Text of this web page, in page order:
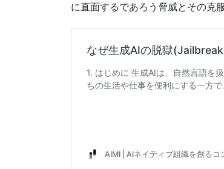
に直面するであろう脅威とその克